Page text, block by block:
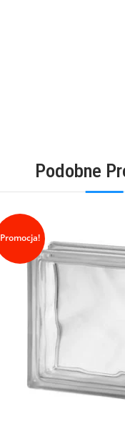
Podobne
Promocja!